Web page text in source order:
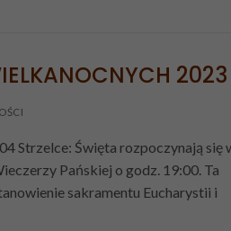
2023
Strzelce: Święta rozpoczynają się
Pańskiej o godz. 19:00. Ta
sakramentu Eucharystii i